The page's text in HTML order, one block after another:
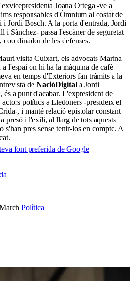
Joana Ortega -ve a
responsables d'Òmnium al costat de
Jordi Bosch. A la porta d'entrada, Jordi
i Sànchez- passa l'escàner de seguretat
coordinador de les defenses.
visita Cuixart, els advocats Marina
l'espai on hi ha la màquina de cafè.
en temps d'Exteriors fan tràmits a la
de NacióDigital a Jordi
és a punt d'acabar. L'expresident de
polítics a Lledoners -presideix el
, i manté relació epistolar constant
presó i l'exili, al llarg de tots aquests
s'han pres sense tenir-los en compte. A
font preferida de Google
Política